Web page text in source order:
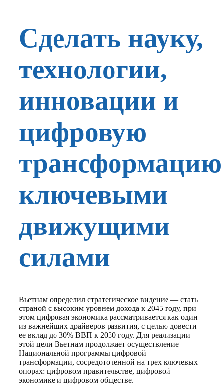
Сделать науку,
технологии,
инновации и
цифровую
трансформацию
ключевыми
движущими
силами
Вьетнам определил стратегическое видение — стать
страной с высоким уровнем дохода к 2045 году, при
этом цифровая экономика рассматривается как один
из важнейших драйверов развития, с целью довести
ее вклад до 30% ВВП к 2030 году. Для реализации
этой цели Вьетнам продолжает осуществление
Национальной программы цифровой
трансформации, сосредоточенной на трех ключевых
опорах: цифровом правительстве, цифровой
экономике и цифровом обществе.